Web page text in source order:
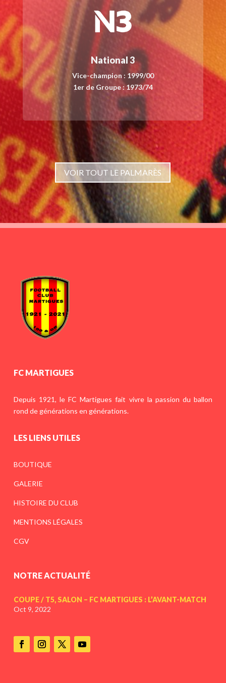
National 3
Vice-champion : 1999/00
1er de Groupe : 1973/74
VOIR TOUT LE PALMARÈS
FC MARTIGUES
Depuis 1921, le FC Martigues fait vivre la passion du ballon
rond de générations en générations.
LES LIENS UTILES
BOUTIQUE
GALERIE
HISTOIRE DU CLUB
MENTIONS LÉGALES
CGV
NOTRE ACTUALITÉ
COUPE / T5, SALON – FC MARTIGUES : L’AVANT-MATCH
Oct 9, 2022